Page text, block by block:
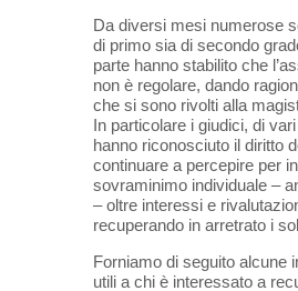
Da diversi mesi numerose
di primo sia di secondo
parte hanno stabilito che
non è regolare, dando
che si sono rivolti alla
In particolare i giudici, di
hanno riconosciuto il diritto
continuare a percepire per
sovraminimo individuale –
– oltre interessi e
recuperando in arretrato i
Forniamo di seguito alcune
utili a chi è interessato a